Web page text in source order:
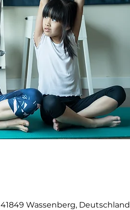
Wassenberg, Deutschland